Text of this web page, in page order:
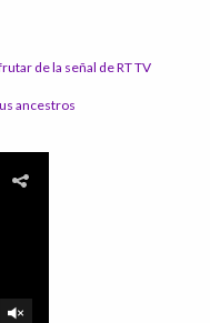
de la señal de RT TV
ancestros